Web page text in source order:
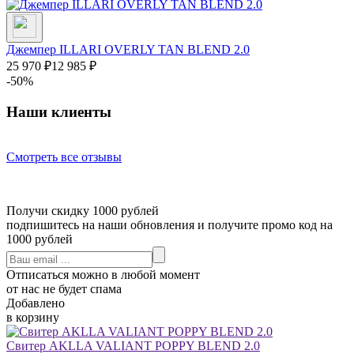
Джемпер ILLARI OVERLY TAN BLEND 2.0
25 970 ₽12 985 ₽
-50%
Наши клиенты
Смотреть все отзывы
Получи скидку 1000 рублей
подпишитесь на наши обновления и получите промо код на
1000 рублей
Отписаться можно в любой момент
от нас не будет спама
Добавлено
в корзину
Свитер AKLLA VALIANT POPPY BLEND 2.0